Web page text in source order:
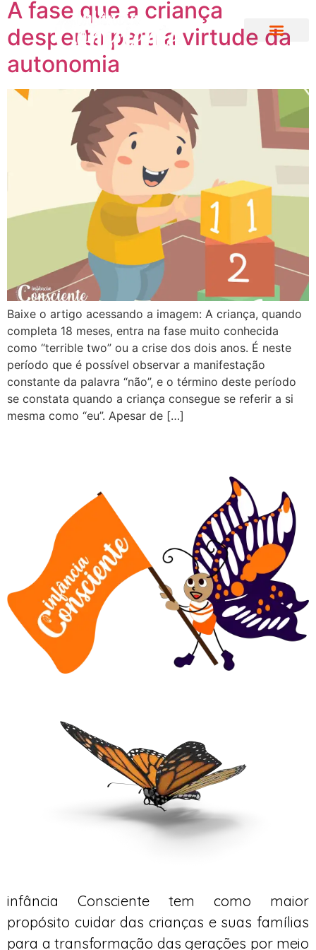
A fase que a criança
desperta para a virtude da
autonomia
Baixe o artigo acessando a imagem: A criança, quando
completa 18 meses, entra na fase muito conhecida
como “terrible two” ou a crise dos dois anos. É neste
período que é possível observar a manifestação
constante da palavra “não”, e o término deste período
se constata quando a criança consegue se referir a si
mesma como “eu”. Apesar de […]
infância Consciente tem como maior
propósito cuidar das crianças e suas famílias
para a transformação das gerações por meio